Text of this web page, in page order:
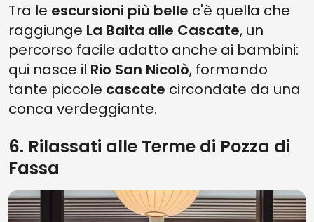
Tra le escursioni più belle c'è quella che
raggiunge La Baita alle Cascate, un
percorso facile adatto anche ai bambini:
qui nasce il Rio San Nicolò, formando
tante piccole cascate circondate da una
conca verdeggiante.
6. Rilassati alle Terme di Pozza di
Fassa